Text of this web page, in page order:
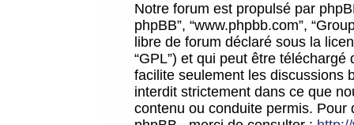
Notre forum est propulsé par
phpBB”, “www.phpbb.com”,
libre de forum déclaré sous la
“GPL”) et qui peut être téléchargé
facilite seulement les discussions
interdit strictement dans ce que
contenu ou conduite permis.